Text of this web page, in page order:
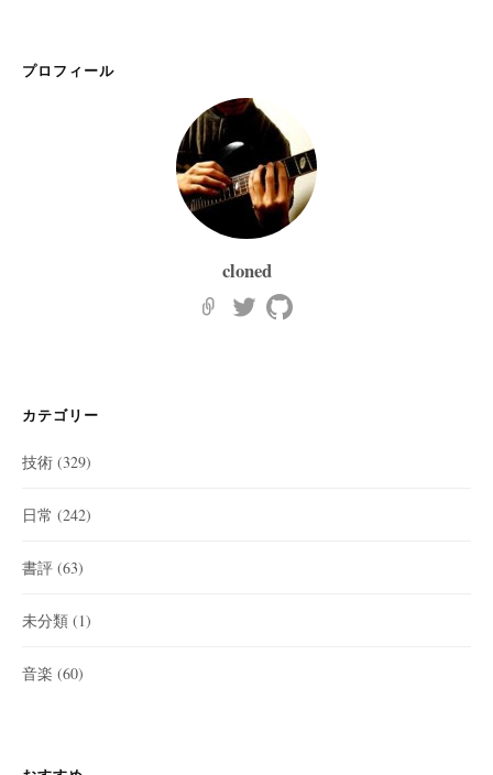
プロフィール
cloned
カテゴリー
技術 (329)
日常 (242)
書評 (63)
未分類 (1)
音楽 (60)